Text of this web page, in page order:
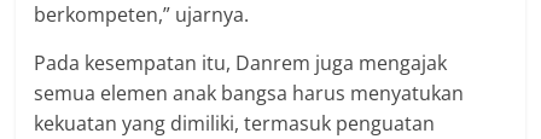
berkompeten,” ujarnya.
Pada kesempatan itu, Danrem juga mengajak
semua elemen anak bangsa harus menyatukan
kekuatan yang dimiliki, termasuk penguatan